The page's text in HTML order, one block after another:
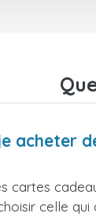
acheter
cartes
celle